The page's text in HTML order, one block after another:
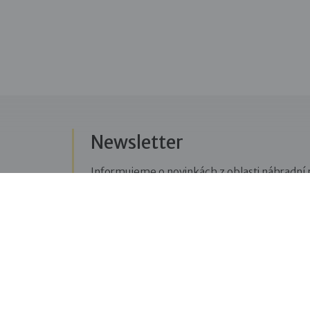
Newsletter
Informujeme o novinkách z oblasti náhradní